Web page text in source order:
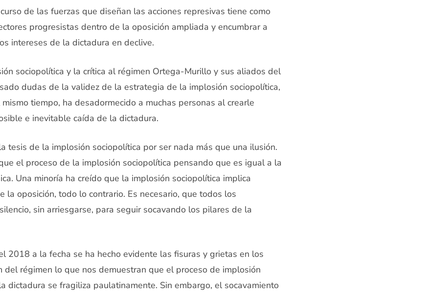
de las fuerzas que diseñan las acciones represivas tiene como
progresistas dentro de la oposición ampliada y encumbrar a
intereses de la dictadura en declive.
sociopolítica y la crítica al régimen Ortega-Murillo y sus aliados del
dudas de la validez de la estrategia de la implosión sociopolítica,
tiempo, ha desadormecido a muchas personas al crearle
e inevitable caída de la dictadura.
tesis de la implosión sociopolítica por ser nada más que una ilusión.
el proceso de la implosión sociopolítica pensando que es igual a la
Una minoría ha creído que la implosión sociopolítica implica
la oposición, todo lo contrario. Es necesario, que todos los
sin arriesgarse, para seguir socavando los pilares de la
2018 a la fecha se ha hecho evidente las fisuras y grietas en los
del régimen lo que nos demuestran que el proceso de implosión
dictadura se fragiliza paulatinamente. Sin embargo, el socavamiento